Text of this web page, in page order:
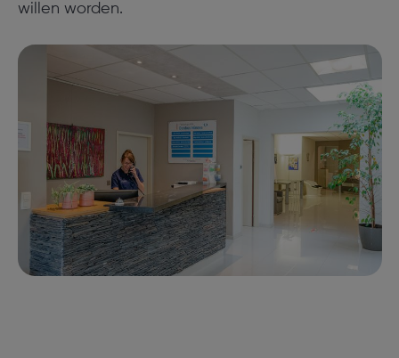
willen worden.